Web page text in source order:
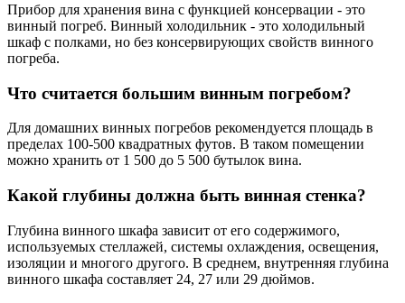
Прибор для хранения вина с функцией консервации - это
винный погреб. Винный холодильник - это холодильный
шкаф с полками, но без консервирующих свойств винного
погреба.
Что считается большим винным погребом?
Для домашних винных погребов рекомендуется площадь в
пределах 100-500 квадратных футов. В таком помещении
можно хранить от 1 500 до 5 500 бутылок вина.
Какой глубины должна быть винная стенка?
Глубина винного шкафа зависит от его содержимого,
используемых стеллажей, системы охлаждения, освещения,
изоляции и многого другого. В среднем, внутренняя глубина
винного шкафа составляет 24, 27 или 29 дюймов.